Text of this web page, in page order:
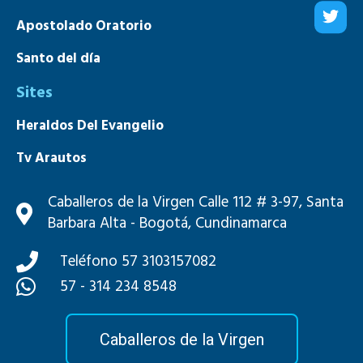
Apostolado Oratorio
Santo del día
Sites
Heraldos Del Evangelio
Tv Arautos
Mons. João S. Clá Dias
Caballeros de la Virgen Calle 112 # 3-97, Santa
Barbara Alta - Bogotá, Cundinamarca
Teléfono 57 3103157082
57 - 314 234 8548
Caballeros de la Virgen